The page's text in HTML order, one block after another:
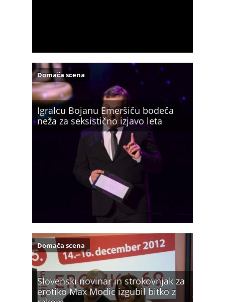
Igralcu Bojanu Emeršiču bodeča
neža za seksistično izjavo leta
Domača scena
Slovenski novinar in strokovnjak za
erotiko Max Modic izgubil bitko z
Domača scena